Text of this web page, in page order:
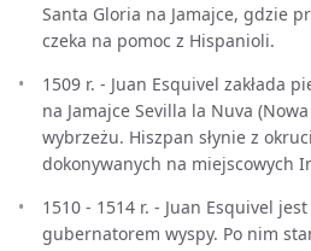
Santa Gloria na Jamajce, gdzie
czeka na pomoc z Hispanioli.
1509 r. - Juan Esquivel zakłada
na Jamajce Sevilla la Nuva
wybrzeżu. Hiszpan słynie z
dokonywanych na miejscowych
1510 - 1514 r. - Juan Esquivel
gubernatorem wyspy. Po nim